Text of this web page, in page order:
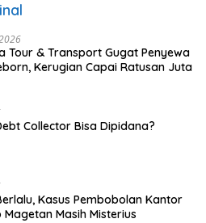
Tour & Transport Gugat Penyewa
Kerugian Capai Ratusan Juta
Collector Bisa Dipidana?
Kasus Pembobolan Kantor
Masih Misterius